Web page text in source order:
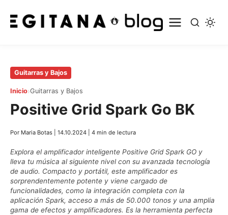
Saltar
principal
Guitarras y Bajos
Inicio›Guitarras y Bajos
Positive Grid Spark Go BK
Por Maria Botas 14.10.2024 4 min de lectura
Explora el amplificador inteligente Positive Grid Spark GO y
lleva tu música al siguiente nivel con su avanzada tecnología
de audio. Compacto y portátil, este amplificador es
sorprendentemente potente y viene cargado de
funcionalidades, como la integración completa con la
aplicación Spark, acceso a más de 50.000 tonos y una amplia
gama de efectos y amplificadores. Es la herramienta perfecta